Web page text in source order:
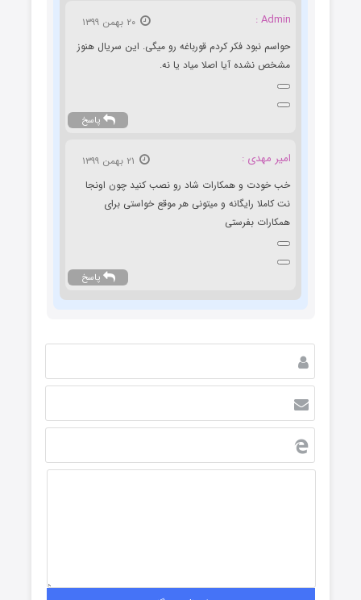
Admin :
۲۰ بهمن ۱۳۹۹
حواسم نبود فکر کردم قورباغه رو میگی. این سریال هنوز
مشخص نشده آیا اصلا میاد یا نه.
پاسخ
امیر مهدی :
خب خودت و همکارات شاد رو نصب کنید چون اونجا
نت کاملا رایگانه و میتونی هر موقع خواستی برای
همکارات بفرستی
پاسخ